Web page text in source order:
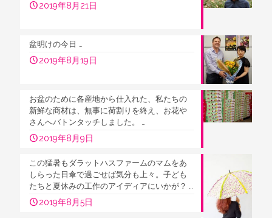
2019年8月21日
盆明けの今日 …
2019年8月19日
お盆のために各産地から仕入れた、私たちの
新鮮な商材は、無事に荷割りを終え、お花や
さんへバトンタッチしました。 …
2019年8月9日
この猛暑もダラットハスファームのマムをあ
しらった日傘で過ごせば気分も上々。子ども
たちと夏休みの工作のアイディアにいかが？ …
2019年8月5日